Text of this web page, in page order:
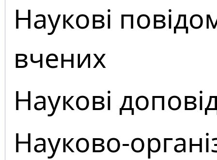
Наукові
вчених
Наукові
Науково-